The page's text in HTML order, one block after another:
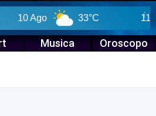
33°C
Musica Oroscopo